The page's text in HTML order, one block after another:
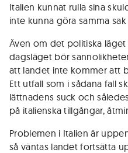
Italien kunnat rulla sina
inte kunna göra samma
Även om det politiska
dagsläget bör
att landet inte kommer att
Ett utfall som i sådana fall
lättnadens suck och
på italienska tillgångar,
Problemen i Italien är
så väntas landet fortsätta